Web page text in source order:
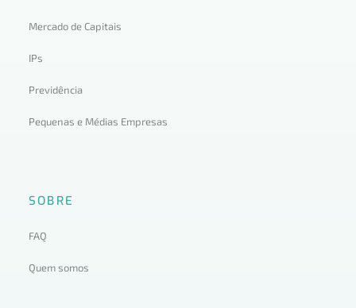
Mercado de Capitais
IPs
Previdência
Pequenas e Médias Empresas
SOBRE
FAQ
Quem somos